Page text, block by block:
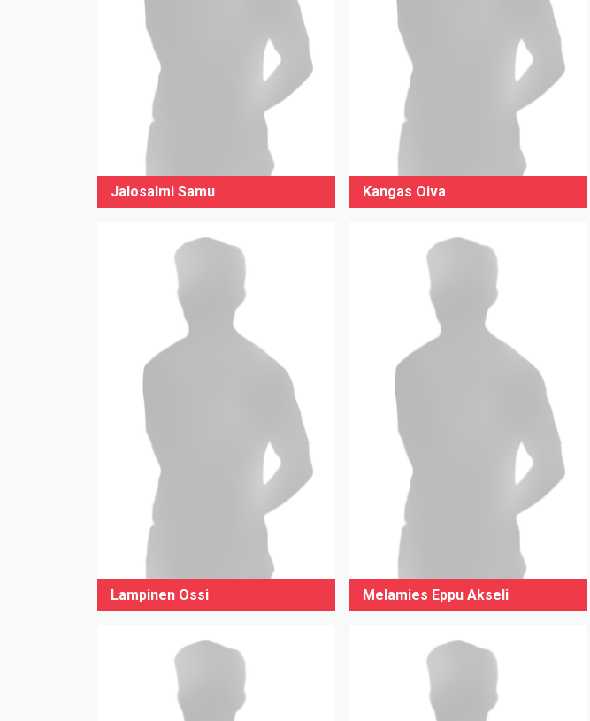
Jalosalmi Samu Kangas Oiva
Lampinen Ossi Melamies Eppu Akseli